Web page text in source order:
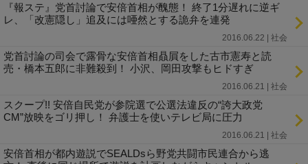
『報ステ』党首討論で安倍首相が醜態！ 終了1分遅れに逆ギ
レ、「改憲隠し」追及には唖然とする詭弁を連発
2016.06.22 | 社会
党首討論の司会で露骨な安倍首相贔屓をした古市憲寿と読
売・橋本五郎に非難殺到！ 小沢、岡田攻撃もヒドすぎ
2016.06.21 | 社会
スクープ!! 安倍自民党が参院選で公選法違反の“誇大政党
CM”放映をゴリ押し！ 弁護士を使いテレビ局に圧力
2016.06.21 | 社会
安倍首相が都内遊説でSEALDsら野党共闘市民連合から逃